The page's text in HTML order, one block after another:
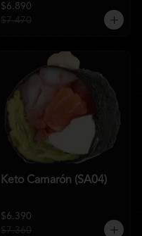
$6.890
$7.470
Keto Camarón (SA04)
$6.390
$7.360